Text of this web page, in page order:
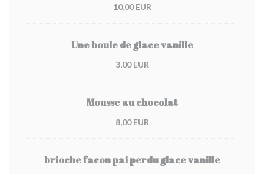
10,00 EUR
Une boule de glace vanille
3,00 EUR
Mousse au chocolat
8,00 EUR
brioche facon pai perdu glace vanille